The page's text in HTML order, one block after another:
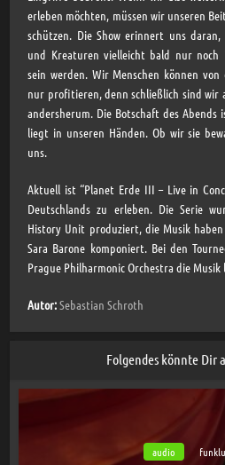
erleben möchten, müssen wir unseren
schützen. Die Show erinnert uns
und Kreaturen vielleicht bald nur noch
sein werden. Wir Menschen können
nur profitieren, denn schließlich sind wir
andersherum. Die Botschaft des
liegt in unseren Händen. Ob wir sie
uns.
Aktuell ist “Planet Erde III – Live in
Deutschlands zu erleben. Die Serie
History Unit produziert, die Musik haben
Sara Barone komponiert. Bei den
Prague Philharmonic Orchestra die Musik
Autor:Sebastian Schroth
Folgendes könnte Dir
audio